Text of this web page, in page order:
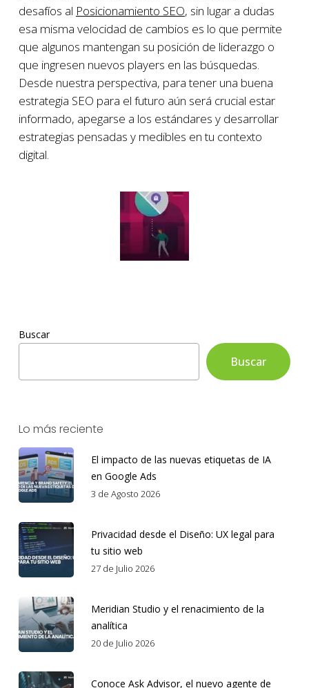
desafíos al Posicionamiento SEO, sin lugar a dudas
esa misma velocidad de cambios es lo que permite
que algunos mantengan su posición de liderazgo o
que ingresen nuevos players en las búsquedas.
Desde nuestra perspectiva, para tener una buena
estrategia SEO para el futuro aún será crucial estar
informado, apegarse a los estándares y desarrollar
estrategias pensadas y medibles en tu contexto
digital.
Buscar
Buscar
Lo más reciente
El impacto de las nuevas etiquetas de IA
en Google Ads
3 de Agosto 2026
Privacidad desde el Diseño: UX legal para
tu sitio web
27 de Julio 2026
Meridian Studio y el renacimiento de la
analítica
20 de Julio 2026
Conoce Ask Advisor, el nuevo agente de